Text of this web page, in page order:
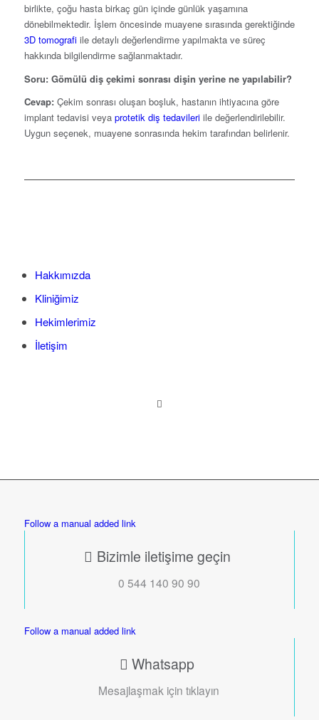
birlikte, çoğu hasta birkaç gün içinde günlük yaşamına
dönebilmektedir. İşlem öncesinde muayene sırasında gerektiğinde
3D tomografiile detaylı değerlendirme yapılmakta ve süreç
hakkında bilgilendirme sağlanmaktadır.
Soru: Gömülü diş çekimi sonrası dişin yerine ne yapılabilir?
Cevap:Çekim sonrası oluşan boşluk, hastanın ihtiyacına göre
implant tedavisi veya protetik diş tedavileriile değerlendirilebilir.
Uygun seçenek, muayene sonrasında hekim tarafından belirlenir.
Hakkımızda
Kliniğimiz
Hekimlerimiz
İletişim
Follow a manual added link
Bizimle iletişime geçin
0 544 140 90 90
Follow a manual added link
Whatsapp
Mesajlaşmak için tıklayın